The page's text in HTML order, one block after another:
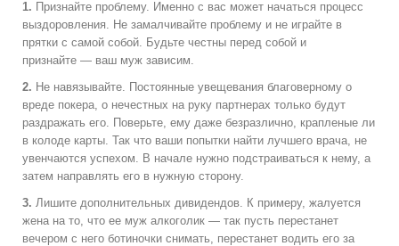
1. Признайте проблему. Именно с вас может начаться процесс
выздоровления. Не замалчивайте проблему и не играйте в
прятки с самой собой. Будьте честны перед собой и
признайте — ваш муж зависим.
2. Не навязывайте. Постоянные увещевания благоверному о
вреде покера, о нечестных на руку партнерах только будут
раздражать его. Поверьте, ему даже безразлично, крапленые ли
в колоде карты. Так что ваши попытки найти лучшего врача, не
увенчаются успехом. В начале нужно подстраиваться к нему, а
затем направлять его в нужную сторону.
3. Лишите дополнительных дивидендов. К примеру, жалуется
жена на то, что ее муж алкоголик — так пусть перестанет
вечером с него ботиночки снимать, перестанет водить его за